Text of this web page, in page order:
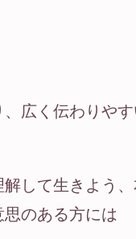
広く伝わりや
して生きよう
のある方には